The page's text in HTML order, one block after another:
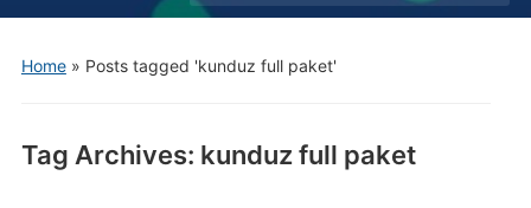
menu
Home» Posts tagged 'kunduz full paket'
Tag Archives: kunduz full paket